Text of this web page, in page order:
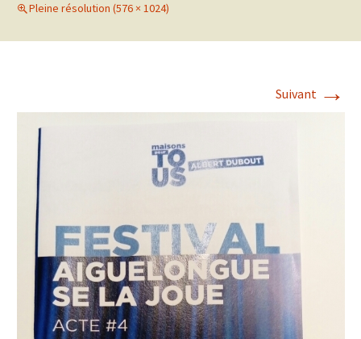
Pleine résolution (576 × 1024)
Suivant →